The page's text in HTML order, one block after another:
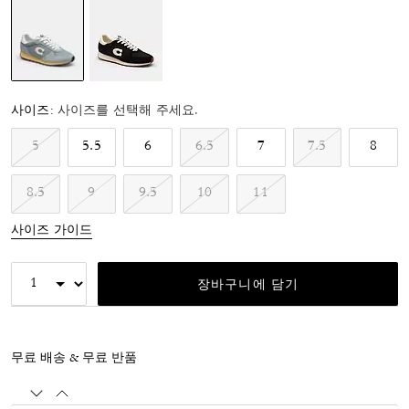
사이즈: 사이즈를 선택해 주세요.
5 5.5 6 6.5 7 7.5 8
8.5 9 9.5 10 11
사이즈 가이드
장바구니에 담기
무료 배송 & 무료 반품